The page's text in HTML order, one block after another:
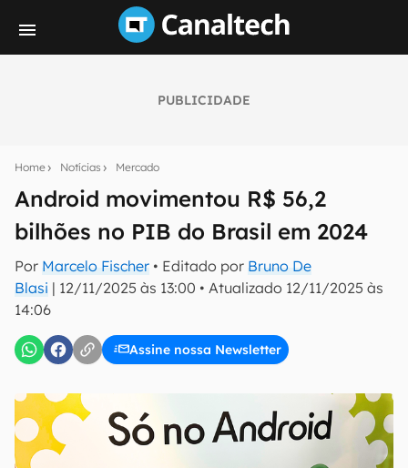
PUBLICIDADE
Home Notícias Mercado
Android movimentou R$ 56,2
bilhões no PIB do Brasil em 2024
Por Marcelo Fischer • Editado por Bruno De
Blasi | 12/11/2025 às 13:00 • Atualizado 12/11/2025 às
14:06
Assine nossa Newsletter
notícias e reviews sobre tecnologia em primeira
mão.
E-mail
Confirmo que li, aceito e concordo com os